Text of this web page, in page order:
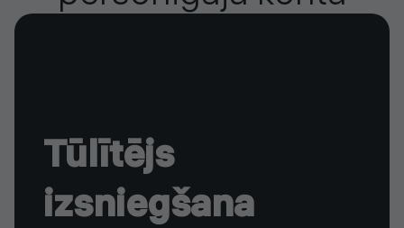
Tūlītējs
izsniegšana